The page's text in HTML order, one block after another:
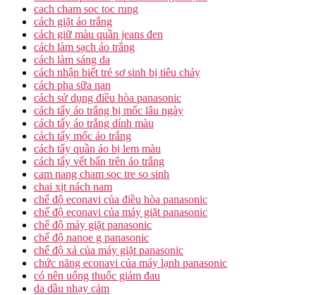
cach cham soc toc rung
cách giặt áo trắng
cách giữ màu quần jeans đen
cách làm sạch áo trắng
cách làm sáng da
cách nhận biết trẻ sơ sinh bị tiêu chảy
cách pha sữa nan
cách sử dụng điều hòa panasonic
cách tẩy áo trắng bị mốc lâu ngày
cách tẩy áo trắng dính màu
cách tẩy mốc áo trắng
cách tẩy quần áo bị lem màu
cách tẩy vết bẩn trên áo trắng
cam nang cham soc tre so sinh
chai xịt nách nam
chế độ econavi của điều hòa panasonic
chế độ econavi của máy giặt panasonic
chế độ máy giặt panasonic
chế độ nanoe g panasonic
chế độ xả của máy giặt panasonic
chức năng econavi của máy lạnh panasonic
có nên uống thuốc giảm đau
da dầu nhạy cảm